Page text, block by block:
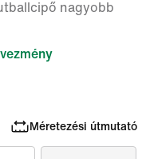
nagyobb
Méretezési útmutató